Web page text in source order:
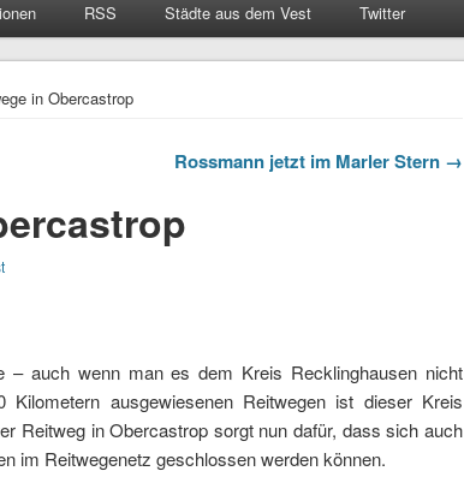
RSS Städte aus dem Vest Twitter
in Obercastrop
Rossmann jetzt im Marler Stern →
– auch wenn man es dem Kreis Recklinghausen nicht
ausgewiesenen Reitwegen ist dieser Kreis
Reitweg in Obercastrop sorgt nun dafür, dass sich auch
im Reitwegenetz geschlossen werden können.